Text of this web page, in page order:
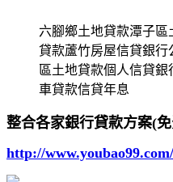
六腳鄉土地貸款潭子
貸款蘆竹房屋信貸銀行
區土地貸款個人信貸
車貸款信貸年息
整合各家銀行貸款方案(免
http://www.youbao99.com/